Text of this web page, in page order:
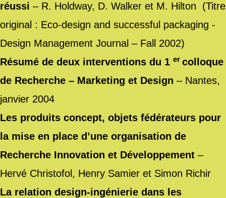
réussi – R. Holdway, D. Walker et M. Hilton (Titre
original : Eco-design and successful packaging -
Design Management Journal – Fall 2002)
Résumé de deux interventions du 1 er colloque
de Recherche – Marketing et Design – Nantes,
janvier 2004
Les produits concept, objets fédérateurs pour
la mise en place d’une organisation de
Recherche Innovation et Développement –
Hervé Christofol, Henry Samier et Simon Richir
La relation design-ingénierie dans les